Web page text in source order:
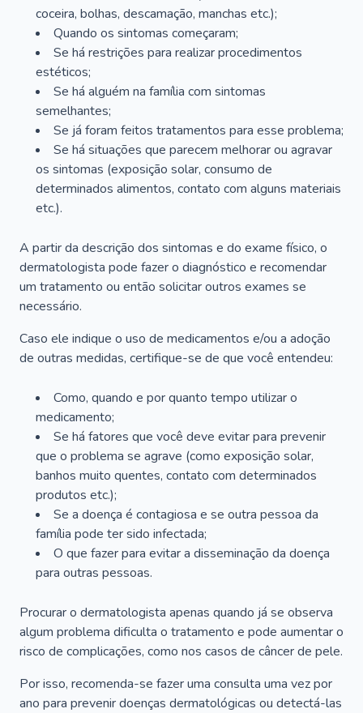
coceira, bolhas, descamação, manchas etc.);
Quando os sintomas começaram;
Se há restrições para realizar procedimentos
estéticos;
Se há alguém na família com sintomas
semelhantes;
Se já foram feitos tratamentos para esse problema;
Se há situações que parecem melhorar ou agravar
os sintomas (exposição solar, consumo de
determinados alimentos, contato com alguns materiais
etc.).
A partir da descrição dos sintomas e do exame físico, o
dermatologista pode fazer o diagnóstico e recomendar
um tratamento ou então solicitar outros exames se
necessário.
Caso ele indique o uso de medicamentos e/ou a adoção
de outras medidas, certifique-se de que você entendeu:
Como, quando e por quanto tempo utilizar o
medicamento;
Se há fatores que você deve evitar para prevenir
que o problema se agrave (como exposição solar,
banhos muito quentes, contato com determinados
produtos etc.);
Se a doença é contagiosa e se outra pessoa da
família pode ter sido infectada;
O que fazer para evitar a disseminação da doença
para outras pessoas.
Procurar o dermatologista apenas quando já se observa
algum problema dificulta o tratamento e pode aumentar o
risco de complicações, como nos casos de câncer de pele.
Por isso, recomenda-se fazer uma consulta uma vez por
ano para prevenir doenças dermatológicas ou detectá-las